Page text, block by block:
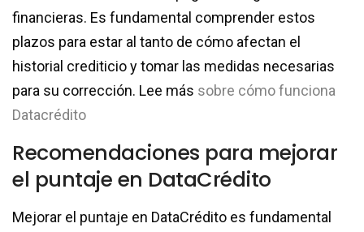
financieras. Es fundamental comprender estos
plazos para estar al tanto de cómo afectan el
historial crediticio y tomar las medidas necesarias
para su corrección. Lee más sobre cómo funciona
Datacrédito
Recomendaciones para mejorar
el puntaje en DataCrédito
Mejorar el puntaje en DataCrédito es fundamental